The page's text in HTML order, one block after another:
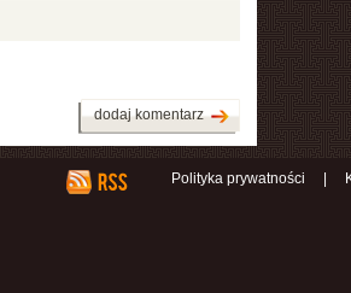
dodaj komentarz
Polityka prywatności